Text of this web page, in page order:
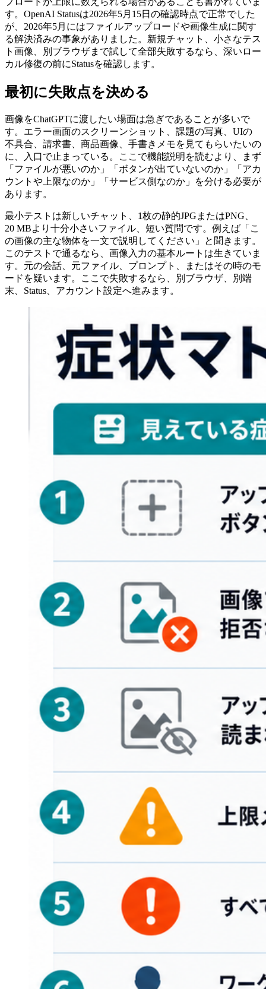
す。OpenAI Statusは2026年5月15日の確認時点で正常でした
が、2026年5月にはファイルアップロードや画像生成に関す
る解決済みの事象がありました。新規チャット、小さなテス
ト画像、別ブラウザまで試して全部失敗するなら、深いロー
カル修復の前にStatusを確認します。
最初に失敗点を決める
画像をChatGPTに渡したい場面は急ぎであることが多いで
す。エラー画面のスクリーンショット、課題の写真、UIの
不具合、請求書、商品画像、手書きメモを見てもらいたいの
に、入口で止まっている。ここで機能説明を読むより、まず
「ファイルが悪いのか」「ボタンが出ていないのか」「アカ
ウントや上限なのか」「サービス側なのか」を分ける必要が
あります。
最小テストは新しいチャット、1枚の静的JPGまたはPNG、
20 MBより十分小さいファイル、短い質問です。例えば「こ
の画像の主な物体を一文で説明してください」と聞きます。
このテストで通るなら、画像入力の基本ルートは生きていま
す。元の会話、元ファイル、プロンプト、またはその時のモ
ードを疑います。ここで失敗するなら、別ブラウザ、別端
末、Status、アカウント設定へ進みます。